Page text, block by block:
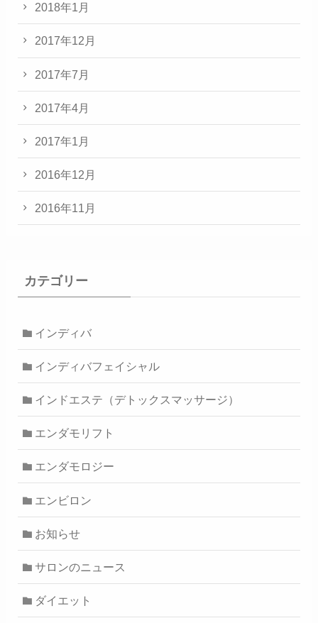
2018年1月
2017年12月
2017年7月
2017年4月
2017年1月
2016年12月
2016年11月
カテゴリー
インディバ
インディバフェイシャル
インドエステ（デトックスマッサージ）
エンダモリフト
エンダモロジー
エンビロン
お知らせ
サロンのニュース
ダイエット